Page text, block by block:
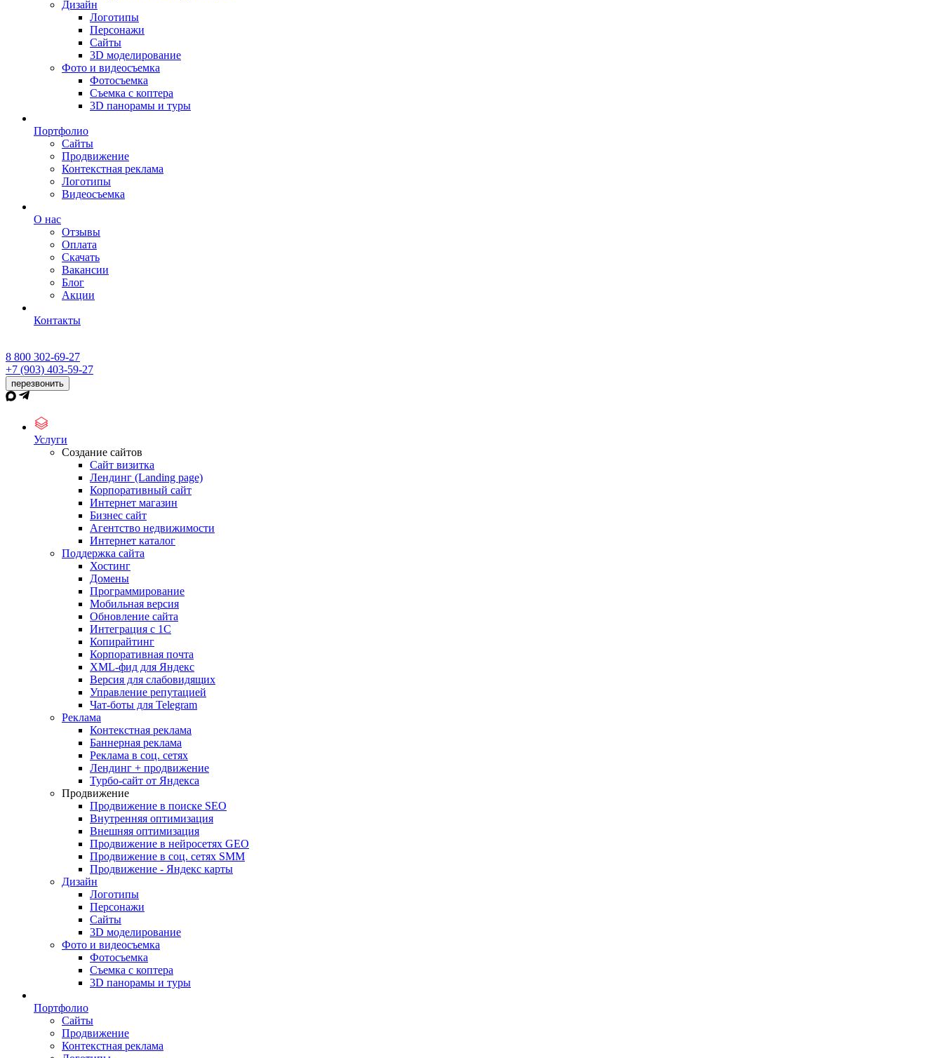
Дизайн
Логотипы
Персонажи
Сайты
3D моделирование
Фото и видеосъемка
Фотосъемка
Съемка с коптера
3D панорамы и туры
Портфолио
Сайты
Продвижение
Контекстная реклама
Логотипы
Видеосъемка
О нас
Отзывы
Оплата
Скачать
Вакансии
Блог
Акции
Контакты
8 800 302-69-27
+7 (903) 403-59-27
перезвонить
Услуги
Создание сайтов
Сайт визитка
Лендинг (Landing page)
Корпоративный сайт
Интернет магазин
Бизнес сайт
Агентство недвижимости
Интернет каталог
Поддержка сайта
Хостинг
Домены
Программирование
Мобильная версия
Обновление сайта
Интеграция с 1С
Копирайтинг
Корпоративная почта
XML-фид для Яндекс
Версия для слабовидящих
Управление репутацией
Чат-боты для Telegram
Реклама
Контекстная реклама
Баннерная реклама
Реклама в соц. сетях
Лендинг + продвижение
Турбо-сайт от Яндекса
Продвижение
Продвижение в поиске SEO
Внутренняя оптимизация
Внешняя оптимизация
Продвижение в нейросетях GEO
Продвижение в соц. сетях SMM
Продвижение - Яндекс карты
Дизайн
Логотипы
Персонажи
Сайты
3D моделирование
Фото и видеосъемка
Фотосъемка
Съемка с коптера
3D панорамы и туры
Портфолио
Сайты
Продвижение
Контекстная реклама